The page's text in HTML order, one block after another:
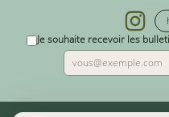
Je souhaite recevoir les